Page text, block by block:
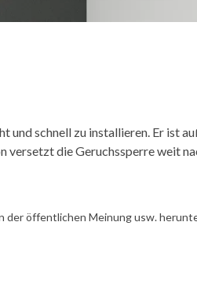
schnell zu installieren. Er ist
die Geruchssperre weit
öffentlichen Meinung usw.